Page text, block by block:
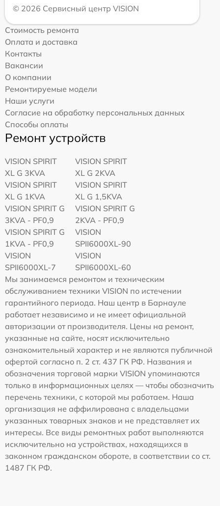
© 2026 Сервисный центр VISION
Стоимость ремонта
Оплата и доставка
Контакты
Вакансии
О компании
Ремонтируемые модели
Наши услуги
Согласие на обработку персональных данных
Способы оплаты
Ремонт устройств
VISION SPIRIT
XL G 3KVA
VISION SPIRIT
XL G 2KVA
VISION SPIRIT
XL G 1KVA
VISION SPIRIT
XL G 1,5KVA
VISION SPIRIT G
3KVA - PF0,9
VISION SPIRIT G
2KVA - PF0,9
VISION SPIRIT G
1KVA - PF0,9
VISION
SPII6000XL-90
VISION
SPII6000XL-7
VISION
SPII6000XL-60
Мы занимаемся ремонтом и техническим
обслуживанием техники VISION по истечении
гарантийного периода. Наш центр в Барнауле
работает независимо и не имеет официальной
авторизации от производителя. Цены на ремонт,
указанные на сайте, носят исключительно
ознакомительный характер и не являются публичной
офертой согласно п. 2 ст. 437 ГК РФ. Названия и
обозначения торговой марки VISION упоминаются
только в информационных целях — чтобы обозначить
перечень техники, с которой мы работаем. Наша
организация не аффилирована с владельцами
указанных товарных знаков и не представляет их
интересы. Все виды ремонтных работ выполняются
исключительно на устройствах, находящихся в
законном гражданском обороте, в соответствии со ст.
1487 ГК РФ.